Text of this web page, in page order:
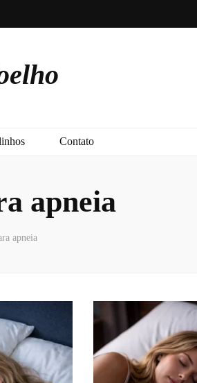
Contato
apneia
apneia